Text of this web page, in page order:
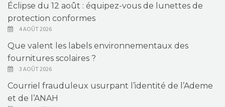
Éclipse du 12 août : équipez-vous de lunettes de
protection conformes
4 AOÛT 2026
Que valent les labels environnementaux des
fournitures scolaires ?
3 AOÛT 2026
Courriel frauduleux usurpant l’identité de l’Ademe
et de l’ANAH